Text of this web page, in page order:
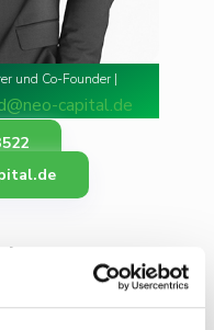
und Co-Founder |
capital.de